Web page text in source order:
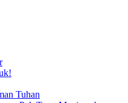
Tuhan